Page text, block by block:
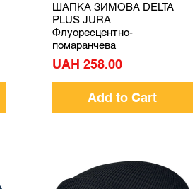
Quick View
ШАПКА ЗИМОВА DELTA
PLUS JURA
Флуоресцентно-
помаранчева
Price
UAH 258.00
Add to Cart